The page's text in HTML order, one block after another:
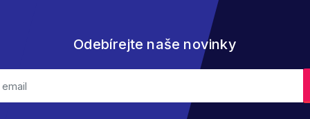
Odebírejte naše novinky